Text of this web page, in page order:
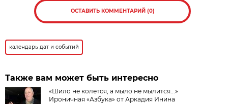
ОСТАВИТЬ КОММЕНТАРИЙ (0)
календарь дат и событий
Также вам может быть интересно
«Шило не колется, а мыло не мылится...»
Ироничная «Азбука» от Аркадия Инина